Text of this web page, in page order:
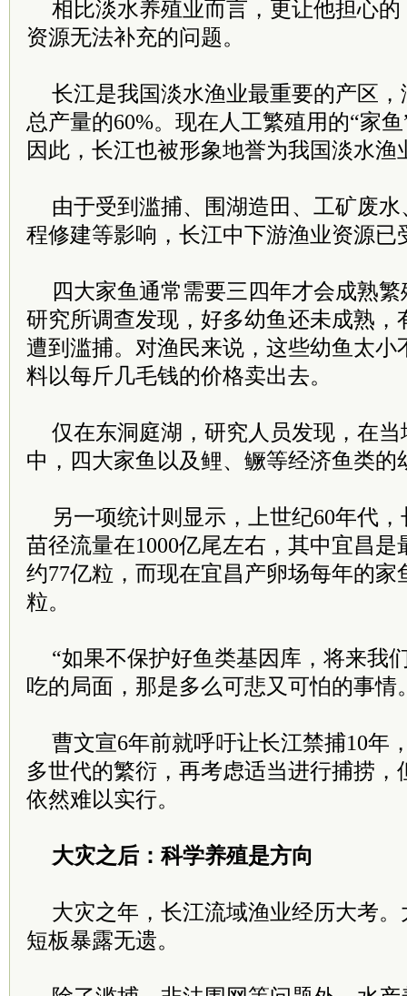
相比淡水养殖业而言，更让他担心
资源无法补充的问题。
长江是我国淡水渔业最重要的产区
总产量的60%。现在人工繁殖用的“家
因此，长江也被形象地誉为我国淡水渔
由于受到滥捕、围湖造田、工矿废
程修建等影响，长江中下游渔业资源已
四大家鱼通常需要三四年才会成熟
研究所调查发现，好多幼鱼还未成熟，
遭到滥捕。对渔民来说，这些幼鱼太小
料以每斤几毛钱的价格卖出去。
仅在东洞庭湖，研究人员发现，在
中，四大家鱼以及鲤、鳜等经济鱼类的
另一项统计则显示，上世纪60年代
苗径流量在1000亿尾左右，其中宜昌
约77亿粒，而现在宜昌产卵场每年的家
粒。
“如果不保护好鱼类基因库，将来我
吃的局面，那是多么可悲又可怕的事情
曹文宣6年前就呼吁让长江禁捕10年
多世代的繁衍，再考虑适当进行捕捞，
依然难以实行。
大灾之后：科学养殖是方向
大灾之年，长江流域渔业经历大考
短板暴露无遗。